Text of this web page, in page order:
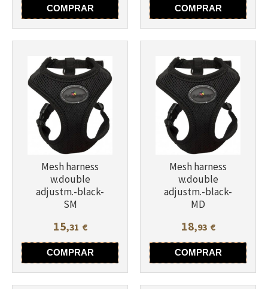
COMPRAR COMPRAR
Mesh harness
w.double
adjustm.-black-
SM
15,31 €
COMPRAR
Mesh harness
w.double
adjustm.-black-
MD
18,93 €
COMPRAR
Más info